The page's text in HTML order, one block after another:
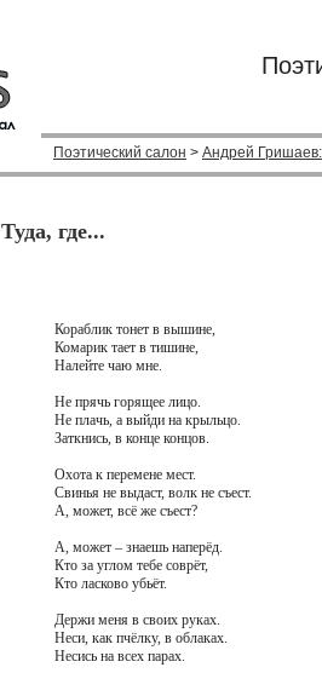
Поэтический салон > Андрей
Туда, где...
Кораблик тонет в вышине,
Комарик тает в тишине,
Налейте чаю мне.
Не прячь горящее лицо.
Не плачь, а выйди на крыльцо.
Заткнись, в конце концов.
Охота к перемене мест.
Свинья не выдаст, волк не съест.
А, может, всё же съест?
А, может – знаешь наперёд.
Кто за углом тебе соврёт,
Кто ласково убьёт.
Держи меня в своих руках.
Неси, как пчёлку, в облаках.
Несись на всех парах.